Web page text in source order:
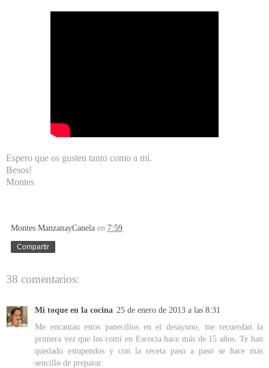
Espero que os gusten tanto como a mí.
Besos!
Montes
Montes ManzanayCanela en 7:59
Compartir
38 comentarios:
Mi toque en la cocina 25 de enero de 2013 a las 8:31
Me encantan estos panecillos en el desayuno, me recuerdan la
primera vez que los comí en Escocia hace más de 15 años. Te han
quedado estupendos y con la receta paso a paso se hace más
sencillo de preparar.